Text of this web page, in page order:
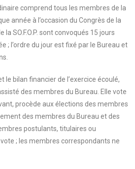
comprend tous les membres de la
année à l’occasion du Congrès de la
la SO.F.O.P. sont convoqués 15 jours
; l’ordre du jour est fixé par le Bureau et
le bilan financier de l’exercice écoulé,
des membres du Bureau. Elle vote
procède aux élections des membres
des membres du Bureau et des
postulants, titulaires ou
; les membres correspondants ne